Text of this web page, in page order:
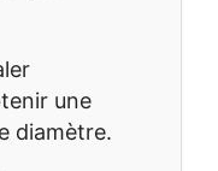
une
diamètre.